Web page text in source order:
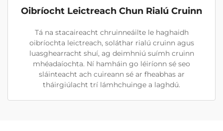
Oibríocht Leictreach Chun Rialú Cruinn
Tá na stacaireacht chruinneáilte le haghaidh
oibríochta leictreach, soláthar rialú cruinn agus
luasghearracht shuí, ag deimhniú suímh cruinn
mhéadaíochta. Ní hamháin go léiríonn sé seo
sláinteacht ach cuireann sé ar fheabhas ar
tháirgiúlacht trí lámhchuinge a laghdú.